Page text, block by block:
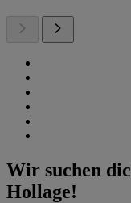
Wir suchen
Hollage!